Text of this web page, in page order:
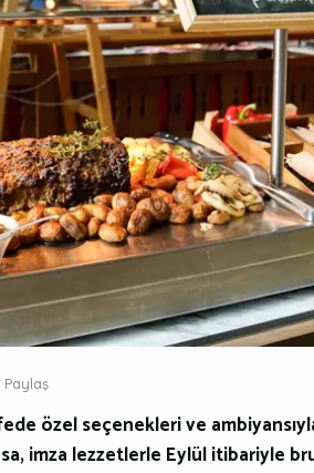
Paylaş
özel seçenekleri ve
imza lezzetlerle Eylül itibariyle